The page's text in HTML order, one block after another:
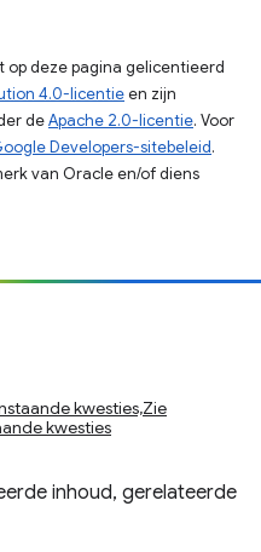
op deze pagina gelicentieerd
4.0-licentieen zijn
deApache 2.0-licentie. Voor
Developers-sitebeleid.
van Oracle en/of diens
kwesties,Zie
kwesties
inhoud, gerelateerde